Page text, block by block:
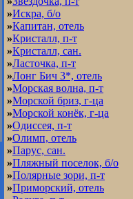
»Искра, б/о
»Капитан, отель
»Кристалл, п-т
»Кристалл, сан.
»Ласточка, п-т
»Лонг Бич 3*, отель
»Морская волна, п-т
»Морской бриз, г-ца
»Морской конёк, г-ца
»Одиссея, п-т
»Олимп, отель
»Парус, сан.
»Пляжный поселок, б/о
»Полярные зори, п-т
»Приморский, отель